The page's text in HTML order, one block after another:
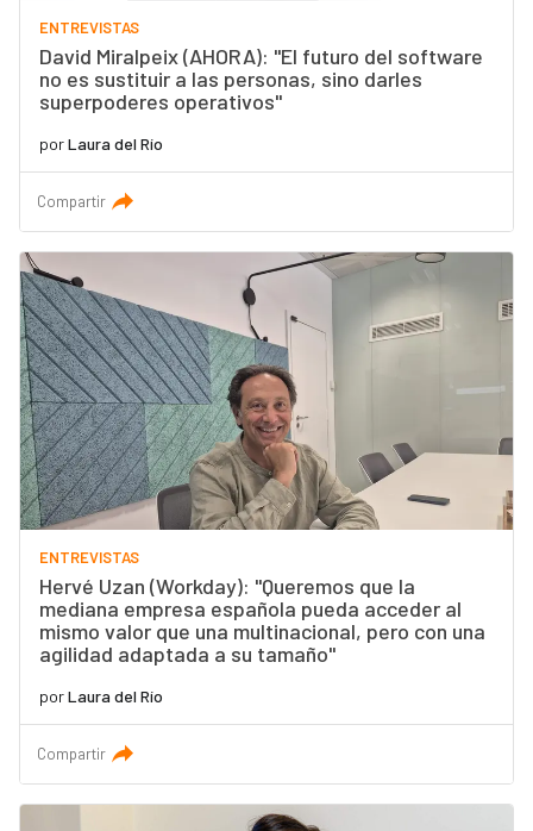
ENTREVISTAS
David Miralpeix (AHORA): "El futuro del software
no es sustituir a las personas, sino darles
superpoderes operativos"
porLaura del Río
Compartir
ENTREVISTAS
Hervé Uzan (Workday): "Queremos que la
mediana empresa española pueda acceder al
mismo valor que una multinacional, pero con una
agilidad adaptada a su tamaño"
porLaura del Río
Compartir